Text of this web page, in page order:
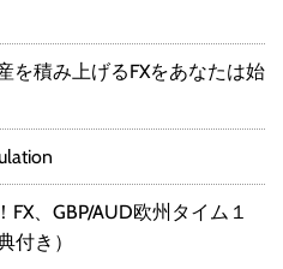
を積み上げるFXをあなたは始
、GBP/AUD欧州タイム１
付き）